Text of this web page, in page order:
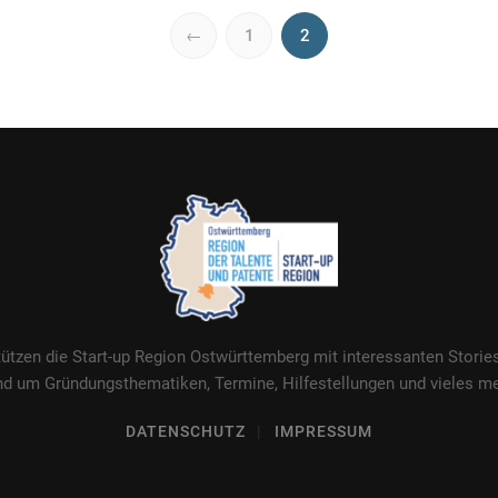
← 1 2
die Start-up Region Ostwürttemberg mit interessanten
um Gründungsthematiken, Termine, Hilfestellungen und vieles
DATENSCHUTZ IMPRESSUM